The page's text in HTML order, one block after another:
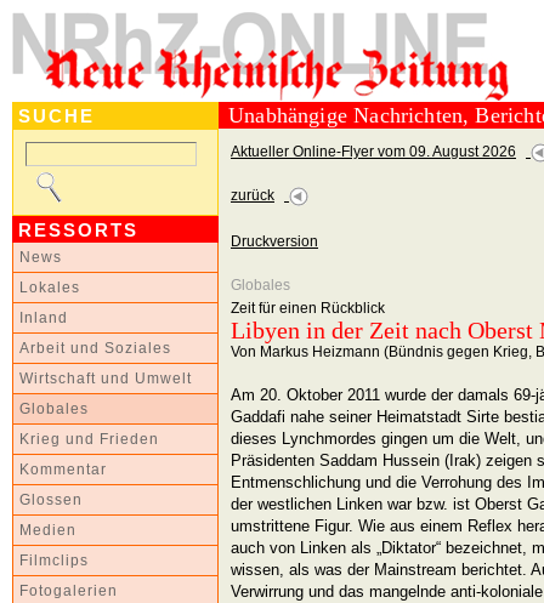
SUCHE
RESSORTS
News
Lokales
Inland
Arbeit und Soziales
Wirtschaft und Umwelt
Globales
Krieg und Frieden
Kommentar
Glossen
Medien
Filmclips
Fotogalerien
Unabhängige Nachrichten,
Aktueller Online-Flyer vom 09. August 2026
zurück
Druckversion
Globales
Zeit für einen Rückblick
Libyen in der Zeit nach
Von Markus Heizmann (Bündnis gegen Krieg,
Am 20. Oktober 2011 wurde der damals 69-
Gaddafi nahe seiner Heimatstadt Sirte
dieses Lynchmordes gingen um die Welt,
Präsidenten Saddam Hussein (Irak) zeigen
Entmenschlichung und die Verrohung des
der westlichen Linken war bzw. ist Oberst
umstrittene Figur. Wie aus einem Reflex
auch von Linken als „Diktator“ bezeichnet,
wissen, als was der Mainstream berichtet.
Verwirrung und das mangelnde anti-